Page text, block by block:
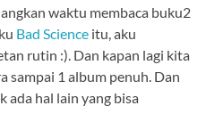
waktu membaca buku2
Bad Science itu, aku
rutin :). Dan kapan lagi kita
sampai 1 album penuh. Dan
ada hal lain yang bisa